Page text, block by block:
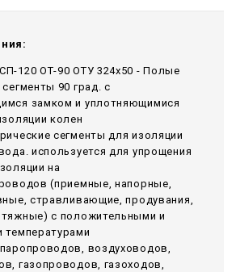
120 ОТ-90 ОТУ 324x50 - Полые
90 град. с
замком и уплотняющимися
колен
сегменты для изоляции
используется для упрощения
на
(приемные, напорные,
стравливающие, продувания,
с положительными и
температурами
воздуховодов,
газопроводов, газоходов,